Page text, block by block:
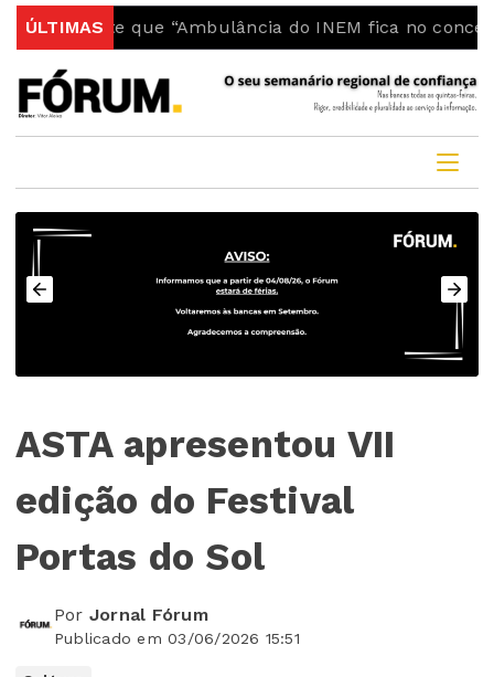
ÚLTIMAS
que “Ambulância do INEM fica no concelho”
ASTA apresentou VII
edição do Festival
Portas do Sol
Por Jornal Fórum
Publicado em 03/06/2026 15:51